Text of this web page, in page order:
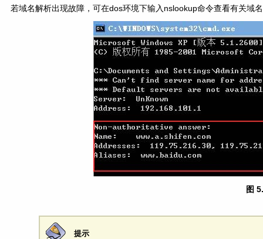
若域名解析出现故障，可在dos环境下输入nslookup命令查看有关域
图
提示